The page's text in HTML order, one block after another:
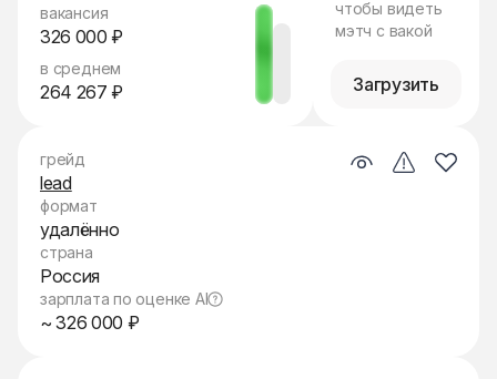
вакансия
326 000 ₽
в среднем
264 267 ₽
чтобы видеть
мэтч с вакой
Загрузить
грейд
lead
формат
удалённо
страна
Россия
зарплата по оценке AI
~ 326 000 ₽